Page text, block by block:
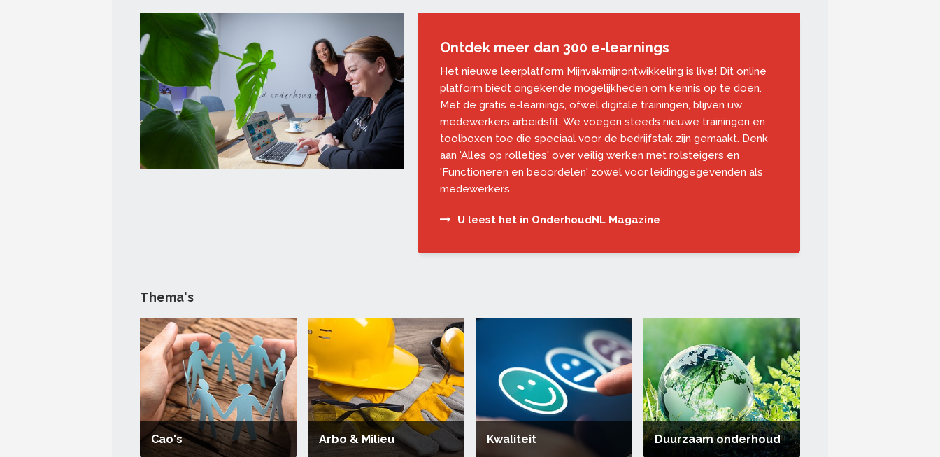
Ontdek meer dan 300 e-learnings
Het nieuwe leerplatform Mijnvakmijnontwikkeling is live! Dit online
platform biedt ongekende mogelijkheden om kennis op te doen.
Met de gratis e-learnings, ofwel digitale trainingen, blijven uw
medewerkers arbeidsfit. We voegen steeds nieuwe trainingen en
toolboxen toe die speciaal voor de bedrijfstak zijn gemaakt. Denk
aan 'Alles op rolletjes' over veilig werken met rolsteigers en
'Functioneren en beoordelen' zowel voor leidinggegevenden als
medewerkers.
U leest het in OnderhoudNL Magazine
Thema's
Cao's Arbo & Milieu Kwaliteit Duurzaam onderhoud